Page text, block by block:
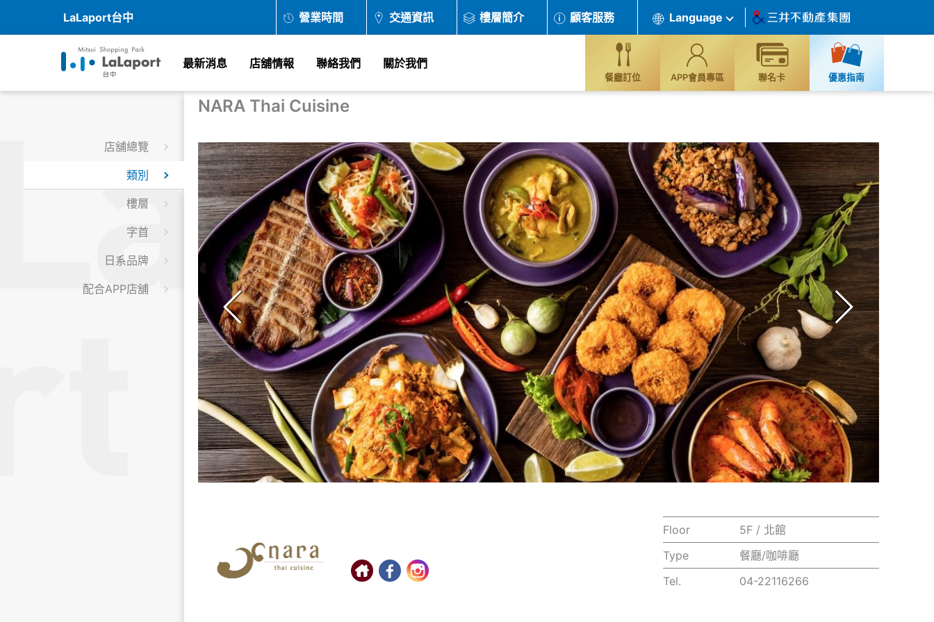
LaLaport台中 營業時間 交通資訊 樓層簡介 顧客服務 Language
最新消息 店舖情報 聯絡我們 關於我們
餐廳訂位 APP會員專區 聯名卡 優惠指南
店舖總覽
類別
樓層
字首
日系品牌
配合APP店舖
NARA Thai Cuisine
Floor
5F / 北館
Type
餐廳/咖啡廳
Tel.
04-22116266